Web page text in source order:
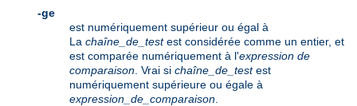
-ge
est numériquement supérieur ou égal à
La chaîne_de_testest considérée comme un entier, et
est comparée numériquement à l'expression de
comparaison . Vrai si chaîne_de_testest
numériquement supérieure ou égale à
expression_de_comparaison